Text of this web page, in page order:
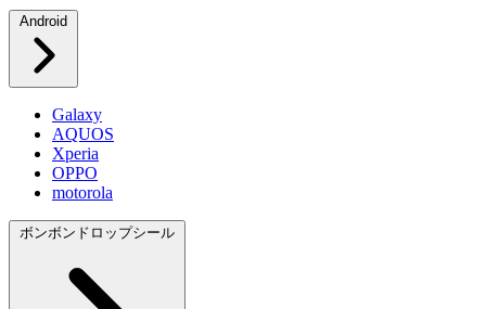
Android
Galaxy
AQUOS
Xperia
OPPO
motorola
ボンボンドロップシール